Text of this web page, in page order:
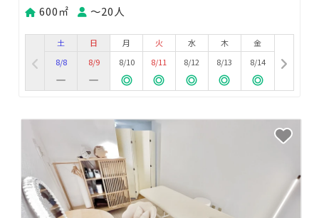
600㎡ 〜20人
土
8/8
日
8/9
月
8/10
火
8/11
水
8/12
木
8/13
金
8/14